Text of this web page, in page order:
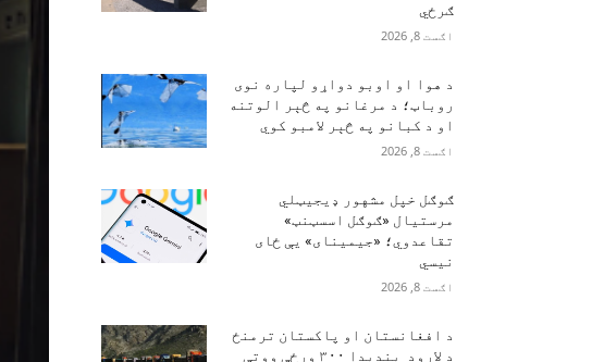
ګرځي
اګست 8, 2026
د هوا او اوبو دواړو لپاره نوی
روباټ؛ د مرغانو په څېر الوتنه
او د کبانو په څېر لامبو کوي
اګست 8, 2026
ګوګل خپل مشهور ډیجیټلي
مرستیال «ګوګل اسسټنټ»
تقاعدوي؛ «جیمینای» یې ځای
نیسي
اګست 8, 2026
د افغانستان او پاکستان ترمنځ
د لارود بندېدا ۳۰۰ ورځې ووتې